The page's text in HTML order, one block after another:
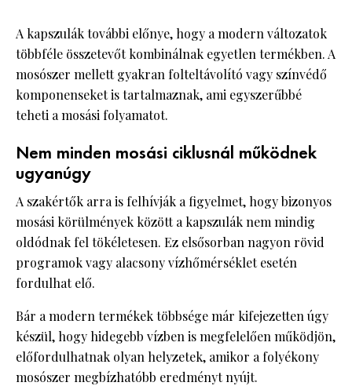
A kapszulák további előnye, hogy a modern változatok
többféle összetevőt kombinálnak egyetlen termékben. A
mosószer mellett gyakran folteltávolító vagy színvédő
komponenseket is tartalmaznak, ami egyszerűbbé
teheti a mosási folyamatot.
Nem minden mosási ciklusnál működnek
ugyanúgy
A szakértők arra is felhívják a figyelmet, hogy bizonyos
mosási körülmények között a kapszulák nem mindig
oldódnak fel tökéletesen. Ez elsősorban nagyon rövid
programok vagy alacsony vízhőmérséklet esetén
fordulhat elő.
Bár a modern termékek többsége már kifejezetten úgy
készül, hogy hidegebb vízben is megfelelően működjön,
előfordulhatnak olyan helyzetek, amikor a folyékony
mosószer megbízhatóbb eredményt nyújt.